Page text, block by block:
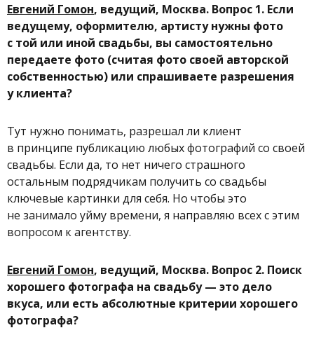
Евгений Гомон, ведущий, Москва. Вопрос 1. Если
ведущему, оформителю, артисту нужны фото
с той или иной свадьбы, вы самостоятельно
передаете фото (считая фото своей авторской
собственностью) или спрашиваете разрешения
у клиента?
Тут нужно понимать, разрешал ли клиент
в принципе публикацию любых фотографий со своей
свадьбы. Если да, то нет ничего страшного
остальным подрядчикам получить со свадьбы
ключевые картинки для себя. Но чтобы это
не занимало уйму времени, я направляю всех с этим
вопросом к агентству.
Евгений Гомон, ведущий, Москва. Вопрос 2. Поиск
хорошего фотографа на свадьбу — это дело
вкуса, или есть абсолютные критерии хорошего
фотографа?